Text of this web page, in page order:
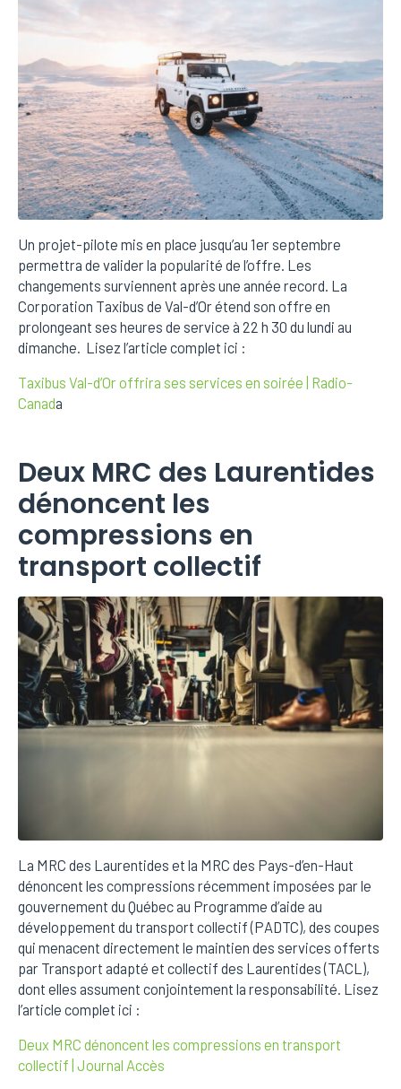
Un projet-pilote mis en place jusqu’au 1er septembre
permettra de valider la popularité de l’offre. Les
changements surviennent après une année record. La
Corporation Taxibus de Val-d’Or étend son offre en
prolongeant ses heures de service à 22 h 30 du lundi au
dimanche. Lisez l’article complet ici :
Taxibus Val-d’Or offrira ses services en soirée | Radio-
Canada
Deux MRC des Laurentides
dénoncent les
compressions en
transport collectif
La MRC des Laurentides et la MRC des Pays-d’en-Haut
dénoncent les compressions récemment imposées par le
gouvernement du Québec au Programme d’aide au
développement du transport collectif (PADTC), des coupes
qui menacent directement le maintien des services offerts
par Transport adapté et collectif des Laurentides (TACL),
dont elles assument conjointement la responsabilité. Lisez
l’article complet ici :
Deux MRC dénoncent les compressions en transport
collectif | Journal Accès